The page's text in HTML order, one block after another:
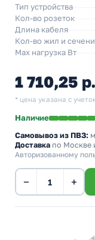
Тип устройства
Кол-во розеток
Длина кабеля
Кол-во жил и
Max нагрузка Вт
1 710,25
* цена указана с
Наличие
Самовывоз из ПВЗ:
Доставка по Москве
Авторизованному
− +